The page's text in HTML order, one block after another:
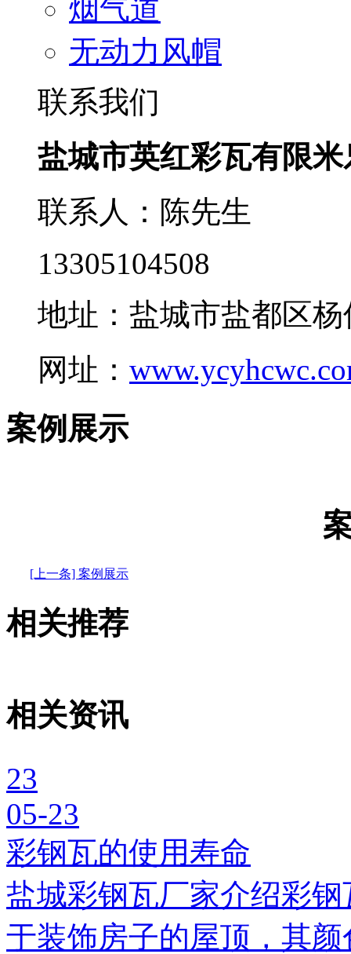
烟气道
无动力风帽
联系我们
盐城市英红彩瓦有限
联系人：陈先生
13305104508
地址：盐城市盐都区
网址：
案例展示
[上一条] 案例展示
相关推荐
相关资讯
23
05-23
彩钢瓦的使用寿命
盐城彩钢瓦厂家介绍彩
于装饰房子的屋顶，其